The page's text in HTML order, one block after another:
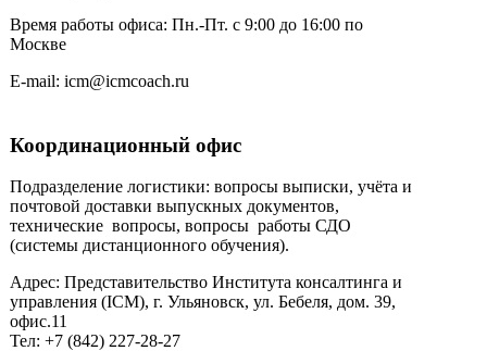
Время работы офиса: Пн.-Пт. с 9:00 до 16:00 по
Москве
E-mail: icm@icmcoach.ru
Координационный офис
Подразделение логистики: вопросы выписки, учёта и
почтовой доставки выпускных документов,
технические вопросы, вопросы работы СДО
(системы дистанционного обучения).
Адрес: Представительство Института консалтинга и
управления (ICM), г. Ульяновск, ул. Бебеля, дом. 39,
офис.11
Тел: +7 (842) 227-28-27